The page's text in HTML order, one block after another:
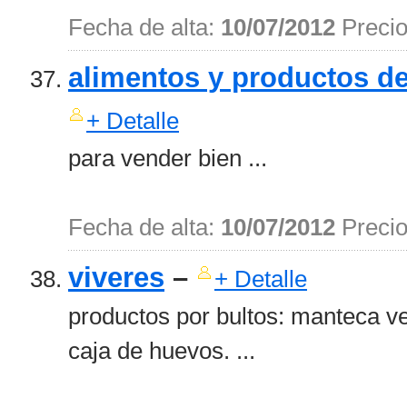
Fecha de alta: 10/07/2012
alimentos y productos
+ Detalle
para vender bien ...
Fecha de alta: 10/07/2012
viveres – + Detalle
productos por bultos: manteca
caja de huevos. ...